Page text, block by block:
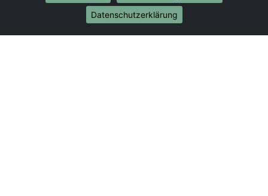
Internationale-Umzüge
Umzug von Mainz nach Brasilien
Datenschutzerklärung